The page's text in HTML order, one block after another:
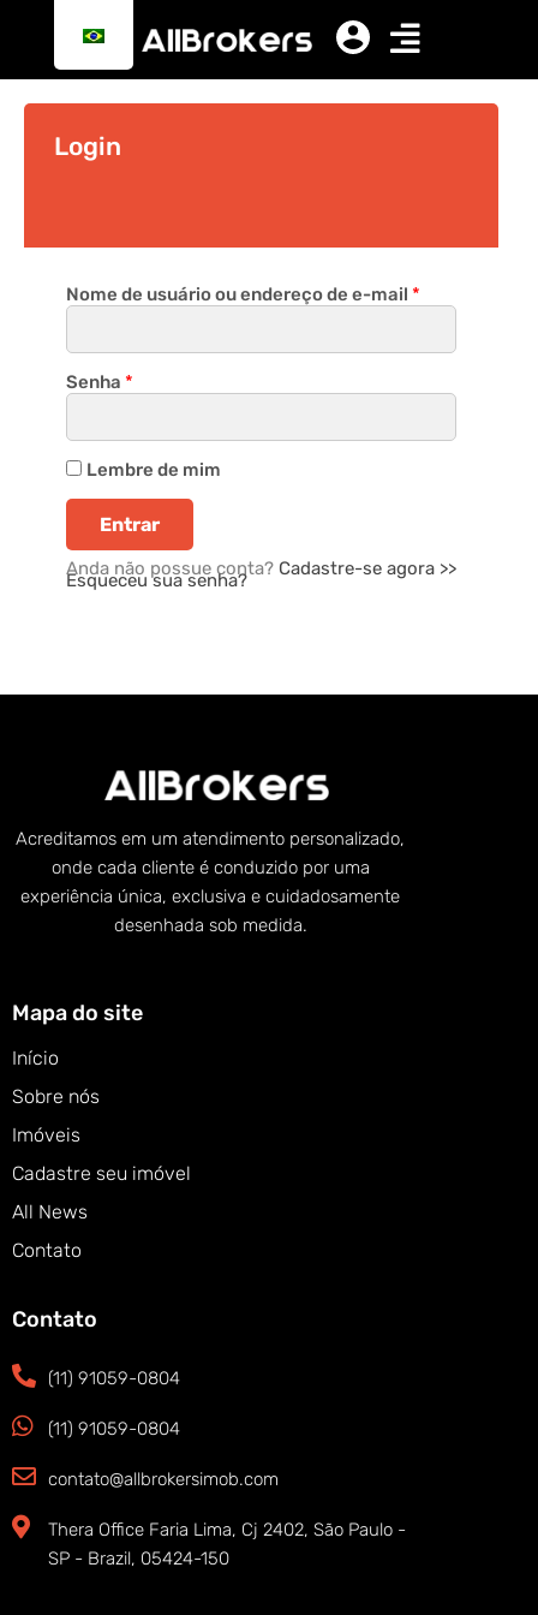
Login
Nome de usuário ou endereço de e-mail *
Senha *
Lembre de mim
Anda não possue conta? Cadastre-se agora >>
Esqueceu sua senha?
Acreditamos em um atendimento personalizado,
onde cada cliente é conduzido por uma
experiência única, exclusiva e cuidadosamente
desenhada sob medida.
Mapa do site
Início
Sobre nós
Imóveis
Cadastre seu imóvel
All News
Contato
Contato
(11) 91059-0804
(11) 91059-0804
contato@allbrokersimob.com
Thera Office Faria Lima, Cj 2402, São Paulo -
SP - Brazil, 05424-150